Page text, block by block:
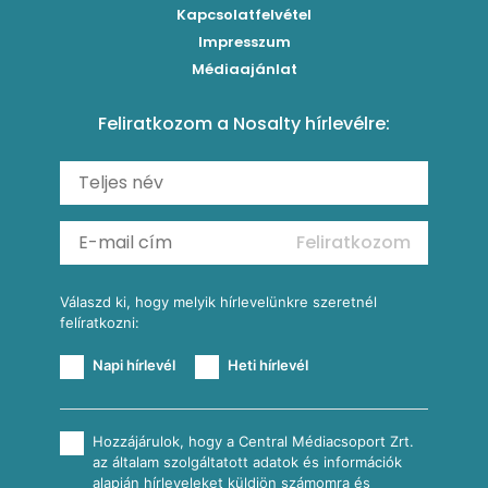
Carbonara
Szaftos paprikás csirke
Shakshuka
Ratatouille
Kukoricás-újhagymás lepény
Mexikói húsleves kukorica salsával
Almás-kéksajtos kukoricasaláta
Köretek
Reggeli receptek
Kapcsolatfelvétel
Impresszum
Médiaajánlat
Feliratkozom a Nosalty hírlevélre:
Feliratkozom
Válaszd ki, hogy melyik hírlevelünkre szeretnél
felíratkozni:
Napi hírlevél Heti hírlevél
Hozzájárulok, hogy a Central Médiacsoport Zrt.
az általam szolgáltatott adatok és információk
alapján hírleveleket küldjön számomra és